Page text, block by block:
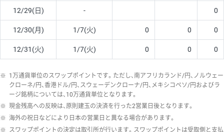
12/29(日) - 0
12/30(月) 1/7(火) 0 0 0
12/31(火) 1/7(火) 0 0 0
※ 1万通貨単位のスワップポイントです。ただし、南アフリカランド/円、ノルウェー
クローネ/円、香港ドル/円、スウェーデンクローナ/円、メキシコペソ/円およびラ
ージ銘柄については、10万通貨単位となります。
※ 現金残高への反映は、原則建玉の決済を行った2営業日後となります。
※ 海外の祝日などにより日本の営業日と異なる場合があります。
※ スワップポイントの決定は取引所が行います。スワップポイントは受取側と支払